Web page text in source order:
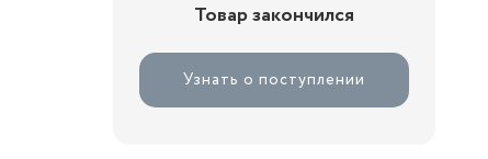
Товар закончился
Узнать о поступлении